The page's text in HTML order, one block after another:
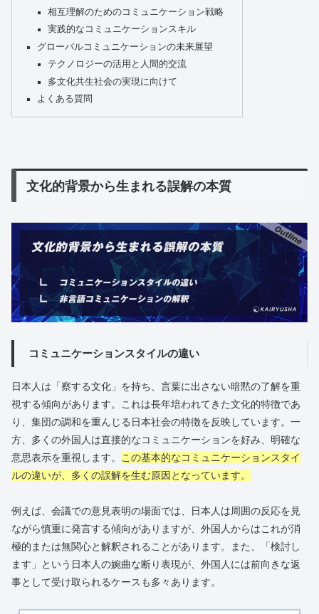
相互理解のためのコミュニケーション戦略
実践的なコミュニケーションスキル
グローバルコミュニケーションの未来展望
テクノロジーの活用と人間的交流
多文化共生社会の実現に向けて
よくある質問
文化的背景から生まれる誤解の本質
コミュニケーションスタイルの違い
日本人は「察する文化」を持ち、言葉に出さない暗黙の了解を重
視する傾向があります。これは長年培われてきた文化的特徴であ
り、集団の調和を重んじる日本社会の特徴を反映しています。一
方、多くの外国人は直接的なコミュニケーションを好み、明確な
意思表示を重視します。
この基本的なコミュニケーションスタイ
ルの違いが、多くの誤解を生む原因となっています。
例えば、会議での意見表明の場面では、日本人は周囲の反応を見
ながら慎重に発言する傾向がありますが、外国人からはこれが消
極的または無関心と解釈されることがあります。また、「検討し
ます」という日本人の婉曲な断り表現が、外国人には前向きな返
事として受け取られるケースも多々あります。